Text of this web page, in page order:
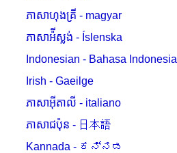
ភាសាហុងគ្រី - magyar
ភាសាអ៉ីស្លង់ - Íslenska
Indonesian - Bahasa Indonesia
Irish - Gaeilge
ភាសាអ៊ីតាលី - italiano
ភាសាជប៉ុន - 日本語
Kannada - ಕನ್ನಡ